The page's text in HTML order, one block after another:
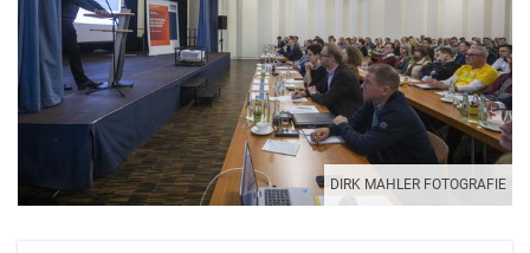
DIRK MAHLER FOTOGRAFIE